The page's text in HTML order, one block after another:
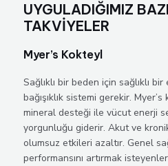
UYGULADIĞIMIZ
TAKVİYELER
Myer’s Kokteyl
Sağlıklı bir beden için sağlıklı
bağışıklık sistemi gerekir.
mineral desteği ile vücut enerji
yorgunluğu giderir. Akut ve
olumsuz etkileri azaltır. Genel
performansını artırmak